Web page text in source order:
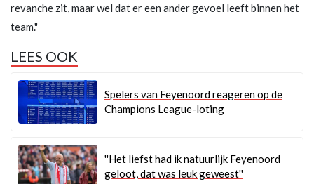
revanche zit, maar wel dat er een ander gevoel leeft binnen het
team."
LEES OOK
Spelers van Feyenoord reageren op de
Champions League-loting
''Het liefst had ik natuurlijk Feyenoord
geloot, dat was leuk geweest''